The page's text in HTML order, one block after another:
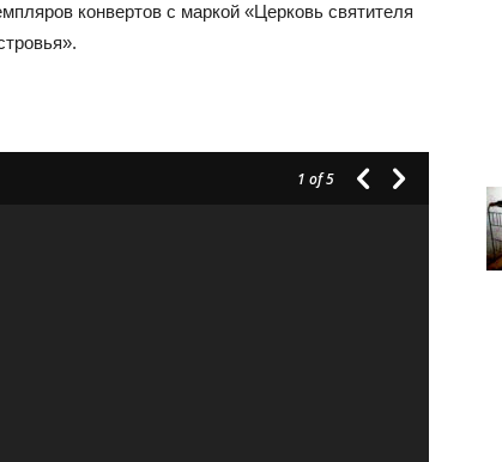
конвертов с маркой «Церковь святителя
1 of 5